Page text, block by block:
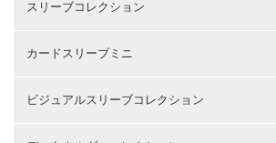
スリーブコレクション
カードスリーブミニ
ビジュアルスリーブコレクション